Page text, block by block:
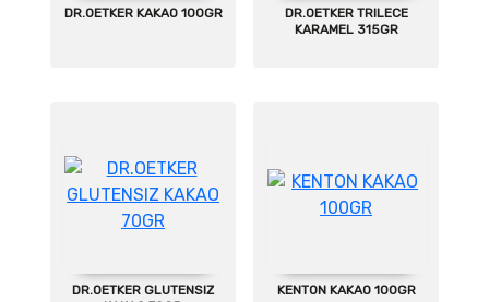
DR.OETKER KAKAO 100GR
DR.OETKER TRILECE
KARAMEL 315GR
DR.OETKER GLUTENSIZ
KENTON KAKAO 100GR